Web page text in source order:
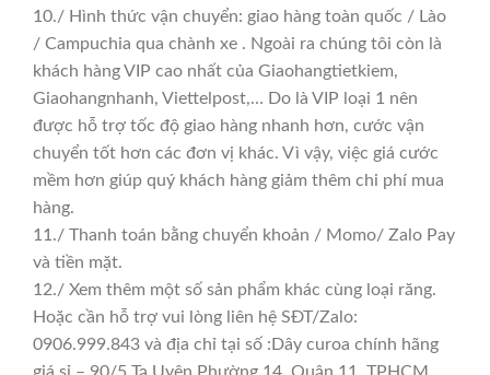
10./ Hình thức vận chuyển: giao hàng toàn quốc / Lào
/ Campuchia qua chành xe . Ngoài ra chúng tôi còn là
khách hàng VIP cao nhất của Giaohangtietkiem,
Giaohangnhanh, Viettelpost,… Do là VIP loại 1 nên
được hỗ trợ tốc độ giao hàng nhanh hơn, cước vận
chuyển tốt hơn các đơn vị khác. Vì vậy, việc giá cước
mềm hơn giúp quý khách hàng giảm thêm chi phí mua
hàng.
11./ Thanh toán bằng chuyển khoản / Momo/ Zalo Pay
và tiền mặt.
12./ Xem thêm một số sản phẩm khác cùng loại răng.
Hoặc cần hỗ trợ vui lòng liên hệ SĐT/Zalo:
0906.999.843 và địa chỉ tại số :Dây curoa chính hãng
giá sỉ – 90/5 Tạ Uyên Phường 14, Quận 11, TPHCM